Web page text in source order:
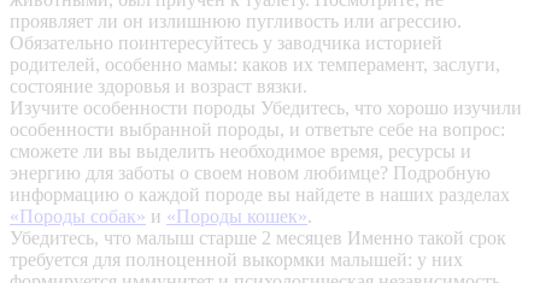
проявляет ли он излишнюю пугливость или агрессию.
Обязательно поинтересуйтесь у заводчика историей
родителей, особенно мамы: каков их темперамент, заслуги,
состояние здоровья и возраст вязки.
Изучите особенности породы Убедитесь, что хорошо изучили
особенности выбранной породы, и ответьте себе на вопрос:
сможете ли вы выделить необходимое время, ресурсы и
энергию для заботы о своем новом любимце? Подробную
информацию о каждой породе вы найдете в наших разделах
«Породы собак» и «Породы кошек».
Убедитесь, что малыш старше 2 месяцев Именно такой срок
требуется для полноценной выкормки малышей: у них